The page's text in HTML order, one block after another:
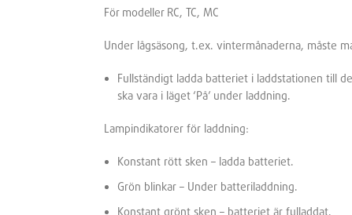
För modeller RC, TC, MC
Under lågsäsong, t.ex. vintermånaderna, måste
Fullständigt ladda batteriet i laddstationen till
ska vara i läget ‘På’ under laddning.
Lampindikatorer för laddning:
Konstant rött sken – ladda batteriet.
Grön blinkar – Under batteriladdning.
Konstant grönt sken – batteriet är fulladdat.